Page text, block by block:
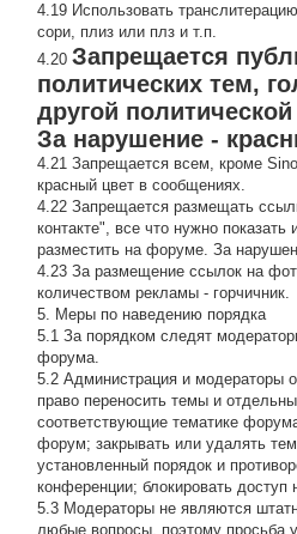
4.19 Использовать
сори, плиз или плз и т.п.
4.20Запрещается
политических тем,
другой
За нарушение -
4.21 Запрещается всем, кроме
красный цвет в сообщениях.
4.22 Запрещается размещать
контакте", все что нужно
разместить на форуме. За
4.23 За размещение ссылок на
количеством рекламы - горчичник.
5. Меры по наведению порядка
5.1 За порядком следят
форума.
5.2 Администрация и модераторы
право переносить темы и
соответствующие тематике
форум; закрывать или удалять
установленный порядок и
конференции; блокировать
5.3 Модераторы не являются
любые вопросы, поэтому просьба